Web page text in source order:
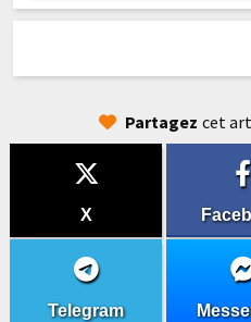
Partagez cet
X
Telegram